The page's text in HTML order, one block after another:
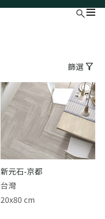
篩選
新元石-京都
台灣
20x80 cm